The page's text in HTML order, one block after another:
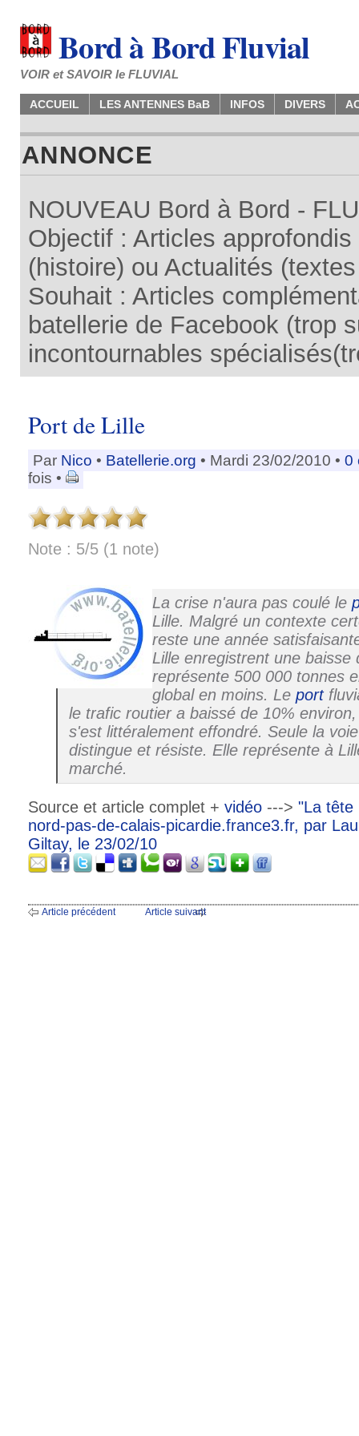
Bord à Bord Fluvial
VOIR et SAVOIR le FLUVIAL
ACCUEIL LES ANTENNES BaB INFOS DIVERS
ANNONCE
NOUVEAU Bord à Bord -
Objectif : Articles
(histoire) ou Actualités
Souhait : Articles
batellerie de Facebook (trop
incontournables
Port de Lille
Par Nico • Batellerie.org • Mardi 23/02/2010 • 0
fois •
Note : 5/5 (1 note)
La crise n'aura pas coulé le
Lille. Malgré un contexte
reste une année
Lille enregistrent une baisse
représente 500 000 tonnes
global en moins. Le port
le trafic routier a baissé de 10%
s'est littéralement effondré. Seule la
distingue et résiste. Elle représente à
marché.
Source et article complet + vidéo ---> "La tête
nord-pas-de-calais-picardie.france3.fr, par
Giltay, le 23/02/10
Article précédent Article suivant